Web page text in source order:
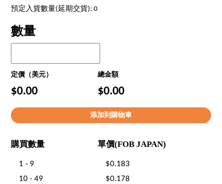
預定入貨數量(延期交貨): 0
數量
定價（美元） 總金額
$0.00 $0.00
購買數量 單價(FOB JAPAN)
1 - 9
$0.183
10 - 49
$0.178